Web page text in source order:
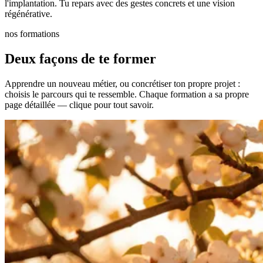
l'implantation. Tu repars avec des gestes concrets et une vision
régénérative.
nos formations
Deux façons de te former
Apprendre un nouveau métier, ou concrétiser ton propre projet :
choisis le parcours qui te ressemble. Chaque formation a sa propre
page détaillée — clique pour tout savoir.